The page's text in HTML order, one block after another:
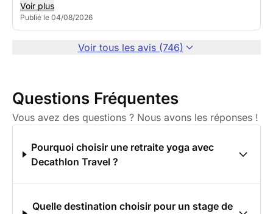
Voir plus
Publié le 04/08/2026
Voir tous les avis (746)
Questions Fréquentes
Vous avez des questions ? Nous avons les réponses !
Pourquoi choisir une retraite yoga avec
Decathlon Travel ?
Quelle destination choisir pour un stage de